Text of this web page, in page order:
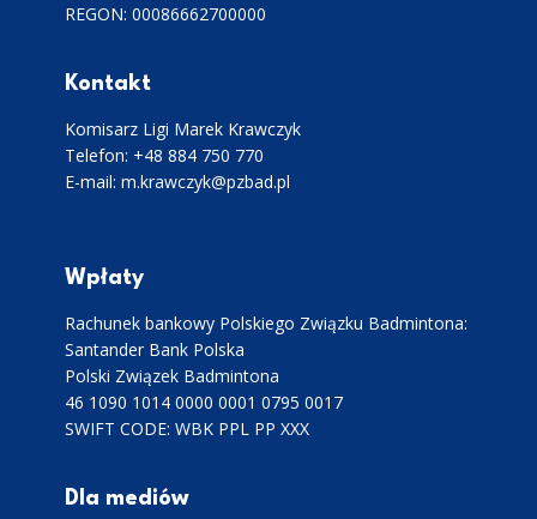
REGON: 00086662700000
Kontakt
Komisarz Ligi Marek Krawczyk
Telefon: +48 884 750 770
E-mail: m.krawczyk@pzbad.pl
Wpłaty
Rachunek bankowy Polskiego Związku Badmintona:
Santander Bank Polska
Polski Związek Badmintona
46 1090 1014 0000 0001 0795 0017
SWIFT CODE: WBK PPL PP XXX
Dla mediów